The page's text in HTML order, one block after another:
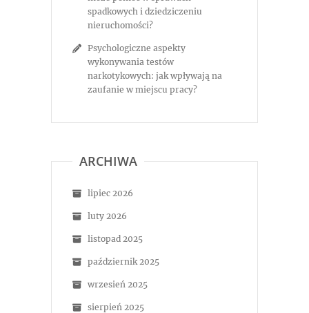
spadkowych i dziedziczeniu
nieruchomości?
Psychologiczne aspekty
wykonywania testów
narkotykowych: jak wpływają na
zaufanie w miejscu pracy?
ARCHIWA
lipiec 2026
luty 2026
listopad 2025
październik 2025
wrzesień 2025
sierpień 2025